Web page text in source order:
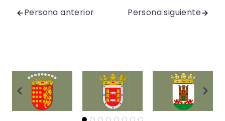
Persona anterior Persona siguiente